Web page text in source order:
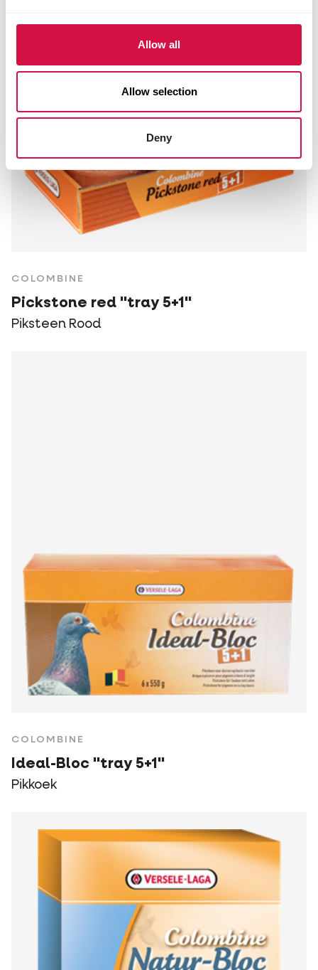
Allow all
Allow selection
Deny
COLOMBINE
Pickstone red "tray 5+1"
Piksteen Rood
COLOMBINE
Ideal-Bloc "tray 5+1"
Pikkoek